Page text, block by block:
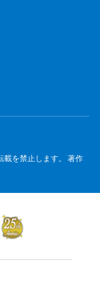
載を禁止します。 著作